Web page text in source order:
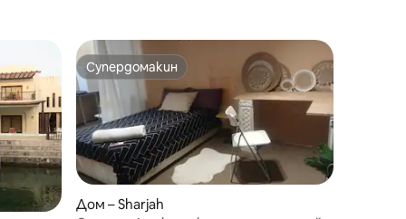
Супердомакин
Супердомакин
Дом – Sharjah